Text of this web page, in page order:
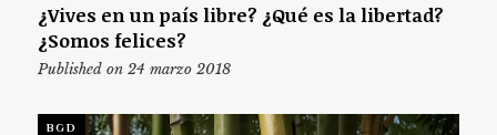
¿Vives en un país libre? ¿Qué es la libertad?
¿Somos felices?
Published on 24 marzo 2018
BGD